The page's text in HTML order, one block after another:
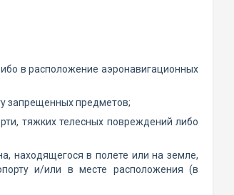
в расположение аэронавигационных
запрещенных предметов;
тяжких телесных повреждений либо
находящегося в полете или на земле,
и/или в месте расположения (в